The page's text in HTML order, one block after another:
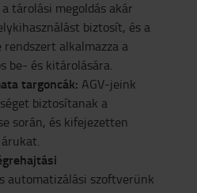
a tárolási megoldás akár
biztosít, és a
alkalmazza a
be- és kitárolására.
targoncák: AGV-jeink
biztosítanak a
során, és kifejezetten
automatizálási szoftverünk